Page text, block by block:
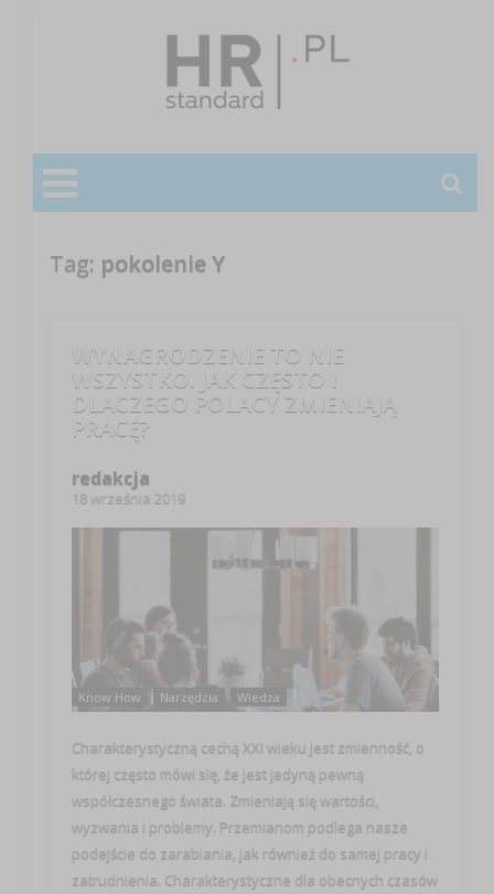
Tag: pokolenie Y
WYNAGRODZENIE TO NIE
WSZYSTKO. JAK CZĘSTO I
DLACZEGO POLACY ZMIENIAJĄ
PRACĘ?
redakcja
18 września 2019
Know How Narzędzia Wiedza
Charakterystyczną cechą XXI wieku jest zmienność, o
której często mówi się, że jest jedyną pewną
współczesnego świata. Zmieniają się wartości,
wyzwania i problemy. Przemianom podlega nasze
podejście do zarabiania, jak również do samej pracy i
zatrudnienia. Charakterystyczne dla obecnych czasów